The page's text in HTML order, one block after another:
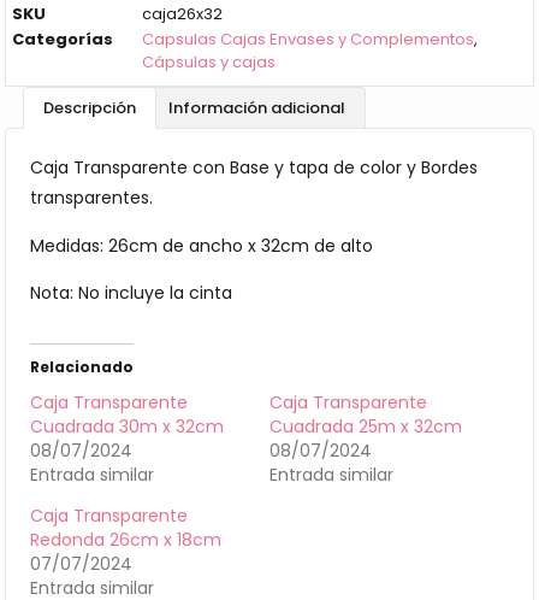
SKU
caja26x32
Categorías
Capsulas Cajas Envases y Complementos,
Cápsulas y cajas
Descripción Información adicional
Caja Transparente con Base y tapa de color y Bordes
transparentes.
Medidas: 26cm de ancho x 32cm de alto
Nota: No incluye la cinta
Relacionado
Caja Transparente
Cuadrada 30m x 32cm
08/07/2024
Entrada similar
Caja Transparente
Cuadrada 25m x 32cm
08/07/2024
Entrada similar
Caja Transparente
Redonda 26cm x 18cm
07/07/2024
Entrada similar